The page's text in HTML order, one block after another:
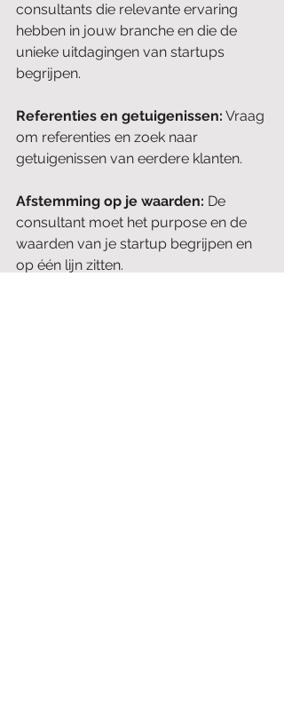
consultants die relevante ervaring
hebben in jouw branche en die de
unieke uitdagingen van startups
begrijpen.
Referenties en getuigenissen: Vraag
om referenties en zoek naar
getuigenissen van eerdere klanten.
Afstemming op je waarden: De
consultant moet het purpose en de
waarden van je startup begrijpen en
op één lijn zitten.